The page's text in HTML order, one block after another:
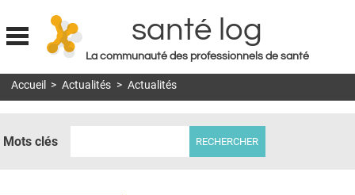
Jump to navigation
santé log
La communauté des professionnels de santé
MON COMPTE
Accueil > Actualités > Actualités
Mots clés